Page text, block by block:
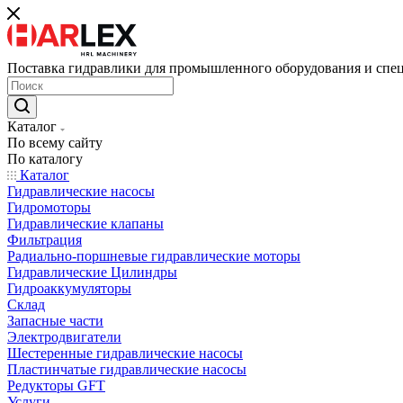
Поставка гидравлики для промышленного оборудования и
Каталог
По всему сайту
По каталогу
Каталог
Гидравлические насосы
Гидромоторы
Гидравлические клапаны
Фильтрация
Радиально-поршневые гидравлические моторы
Гидравлические Цилиндры
Гидроаккумуляторы
Склад
Запасные части
Электродвигатели
Шестеренные гидравлические насосы
Пластинчатые гидравлические насосы
Редукторы GFT